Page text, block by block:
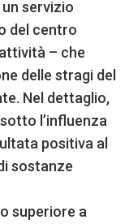
servizio
del centro
– che
delle stragi del
Nel dettaglio,
l’influenza
positiva al
sostanze
superiore a